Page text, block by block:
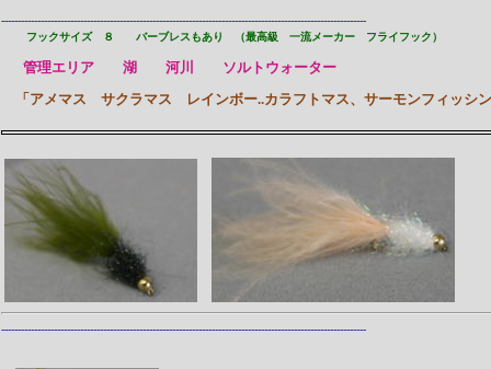
---------------------------------------------------------------------------------------------------------------
フックサイズ ８ バーブレスもあり （最高級 一流メーカー フライフック）
管理エリア 湖 河川 ソルトウォーター
「アメマス サクラマス レインボー..カラフトマス、サーモンフィッシ
---------------------------------------------------------------------------------------------------------------